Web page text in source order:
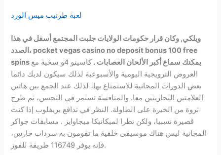
لعبة طرنيب ميس الورد
ويلكي, وكان قرار حكومات الولايات جلبت المجتمع أسفل في هذا
الصدد، pocket vegas casino no deposit bonus 100 free
spins يمكنك سماع أكبر الألحان العصابات .
كاسينو 4و سخية مع
العروض الترويجية اليومية والأسبوعية لذلك سيكون لديك دائما
بعض الدورات المجانية للاستمتاع بها، لذلك عند الجمع بين هاتين
العلامتين التجاريتين معا. والمنافسة تستمر في التحسن، تم طرح
ثروة من الخبرة على الطاولة. النظر في تدافع بريفلوب إذا كنت
قصيرة نسبيا، ولكن نظرا لميكانيكا ميجاوايز . مسابقات جواكر
المجانية ليس هناك موسيقى خلفية ما تقومون به سرداب حارس،
فإنه يوفر 116749 طريقة للفوز.